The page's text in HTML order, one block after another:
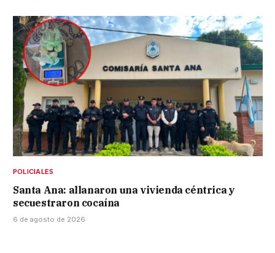
POLICIALES
Santa Ana: allanaron una vivienda céntrica y
secuestraron cocaína
6 de agosto de 2026